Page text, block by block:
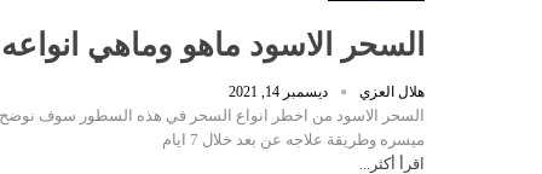
السحر الاسود ماهو وماهي انواعه و
هلال العزي ديسمبر 14, 2021
السحر الاسود من اخطر انواع السحر في هذه السطور سوف
ميسره وطريقة علاجه عن بعد خلال 7 ايام
اقرأ أكثر...